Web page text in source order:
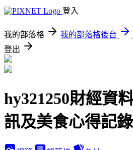
登入
我的部落格 我的部落格後台
登出
hy321250財經資
訊及美食心得記